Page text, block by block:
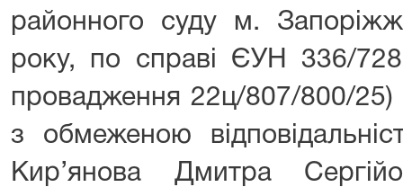
районного суду м.
року, по справі ЄУН 336/
провадження 22ц/807/800/25)
з обмеженою
Кир’янова Дмитра